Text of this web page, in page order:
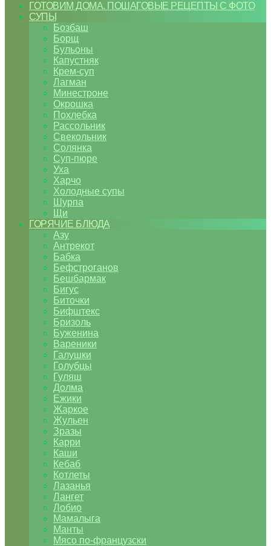
ГОТОВИМ ДОМА. ПОШАГОВЫЕ РЕЦЕПТЫ С ФОТО
СУПЫ
Бозбаш
Борщ
Бульоны
Капустняк
Крем-суп
Лагман
Минестроне
Окрошка
Похлебка
Рассольник
Свекольник
Солянка
Суп-пюре
Уха
Харчо
Холодные супы
Шурпа
Щи
ГОРЯЧИЕ БЛЮДА
Азу
Антрекот
Бабка
Бефстроганов
Бешбармак
Бигус
Биточки
Бифштекс
Бризоль
Буженина
Вареники
Галушки
Голубцы
Гуляш
Долма
Ежики
Жаркое
Жульен
Зразы
Карри
Каши
Кебаб
Котлеты
Лазанья
Лангет
Лобио
Мамалыга
Манты
Мясо по-французски